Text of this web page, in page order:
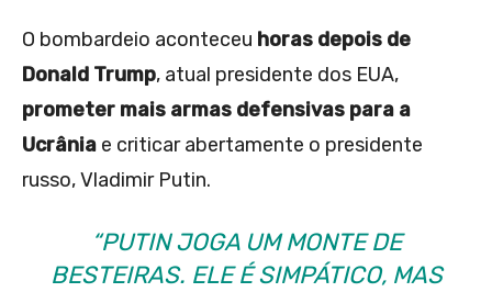
O bombardeio aconteceu horas depois de
Donald Trump, atual presidente dos EUA,
prometer mais armas defensivas para a
Ucrânia e criticar abertamente o presidente
russo, Vladimir Putin.
“PUTIN JOGA UM MONTE DE
BESTEIRAS. ELE É SIMPÁTICO, MAS